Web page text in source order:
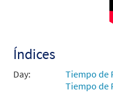
Índices
Day:
Tiempo de
Tiempo de